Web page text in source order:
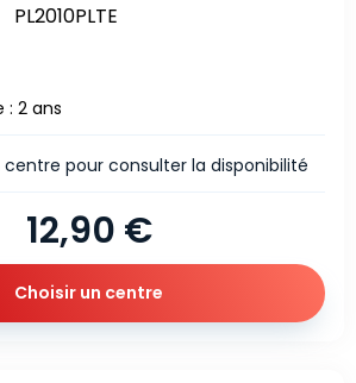
PL2010PLTE
: 2 ans
12,90 €
centre pour consulter la disponibilité
Choisir un centre